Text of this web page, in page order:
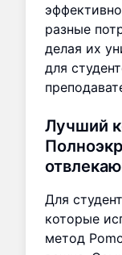
разные
делая их
для
Лучший
Для
которые
метод